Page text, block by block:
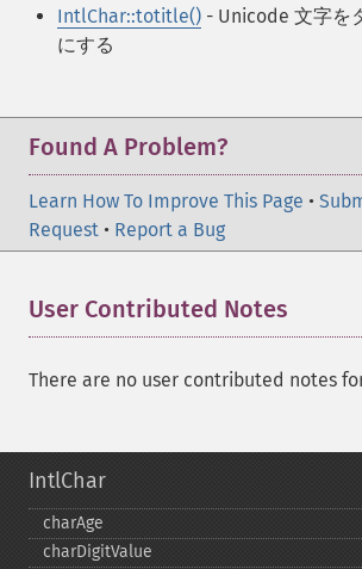
IntlChar::totitle() - Unicode 文字を
にする
Found A Problem?
Learn How To Improve This Page •
Request • Report a Bug
User Contributed Notes
There are no user contributed notes
IntlChar
charAge
charDigitValue